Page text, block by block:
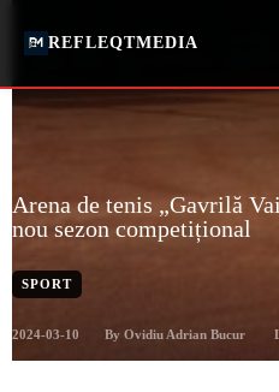
REFLEQTMEDIA
Arena de tenis „Gavrilă
nou sezon competițional
SPORT
2024-03-10 By Ovidiu Adrian Bucur